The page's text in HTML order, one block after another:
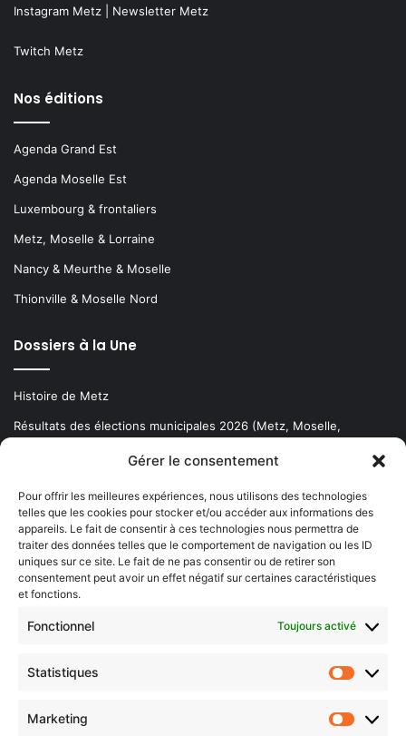
Gérer le consentement
Pour offrir les meilleures expériences, nous utilisons des technologies
telles que les cookies pour stocker et/ou accéder aux informations des
appareils. Le fait de consentir à ces technologies nous permettra de
traiter des données telles que le comportement de navigation ou les ID
uniques sur ce site. Le fait de ne pas consentir ou de retirer son
consentement peut avoir un effet négatif sur certaines caractéristiques
et fonctions.
Fonctionnel Toujours activé
Statistiques
Marketing
Instagram Metz Newsletter Metz
Twitch Metz
Nos éditions
Agenda Grand Est
Agenda Moselle Est
Luxembourg & frontaliers
Metz, Moselle & Lorraine
Nancy & Meurthe & Moselle
Thionville & Moselle Nord
Dossiers à la Une
Histoire de Metz
Résultats des élections municipales 2026 (Metz, Moselle,
Newsletter gratuite
Choisissez : matin, soir ou hebdo ?
votre